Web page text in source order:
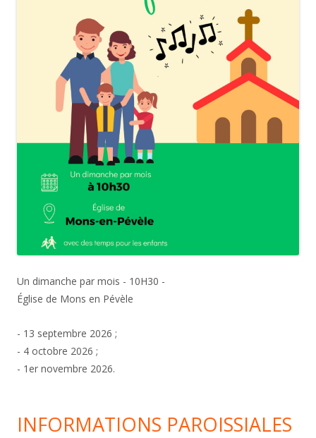
Un dimanche par mois - 10H30 -
Église de Mons en Pévèle
- 13 septembre 2026 ;
- 4 octobre 2026 ;
- 1er novembre 2026.
INFORMATIONS PAROISSIALES